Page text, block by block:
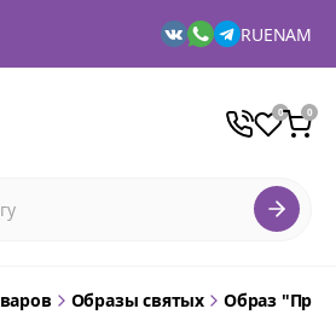
RUENAM
Образы святых Образ